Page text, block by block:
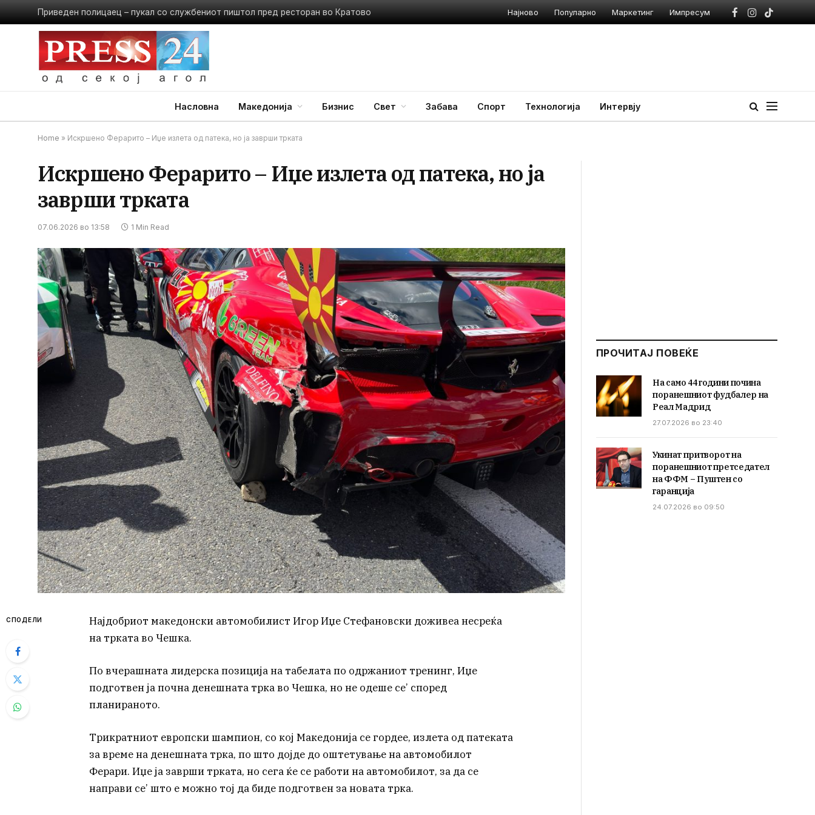
Приведен полицаец – пукал со службениот пиштол пред ресторан во Кратово Најново Популарно Маркетинг Импресум
Facebook
Instagram
TikTok
Насловна Македонија Бизнис Свет Забава Спорт Технологија Интервју
Home » Искршено Ферарито – Иџе излета од патека, но ја заврши трката
Искршено Ферарито – Иџе излета од патека, но ја
заврши трката
07.06.2026 во 13:58 1 Min Read
СПОДЕЛИ
Најдобриот македонски автомобилист Игор Иџе Стефановски доживеа несреќа
на трката во Чешка.
По вчерашната лидерска позиција на табелата по одржаниот тренинг, Иџе
подготвен ја почна денешната трка во Чешка, но не одеше се’ според
планираното.
Трикратниот европски шампион, со кој Македонија се гордее, излета од патеката
за време на денешната трка, по што дојде до оштетување на автомобилот
Ферари. Иџе ја заврши трката, но сега ќе се работи на автомобилот, за да се
направи се’ што е можно тој да биде подготвен за новата трка.
ПРОЧИТАЈ ПОВЕЌЕ
На само 44 години почина
поранешниот фудбалер на
Реал Мадрид
27.07.2026 во 23:40
Укинат притворот на
поранешниот претседател
на ФФМ – Пуштен со
гаранција
24.07.2026 во 09:50